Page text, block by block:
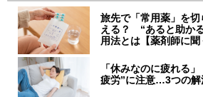
旅先で「常用薬」を
える？ “あると助か
用法とは【薬剤師に聞
「休みなのに疲れる
疲労”に注意…3つの解